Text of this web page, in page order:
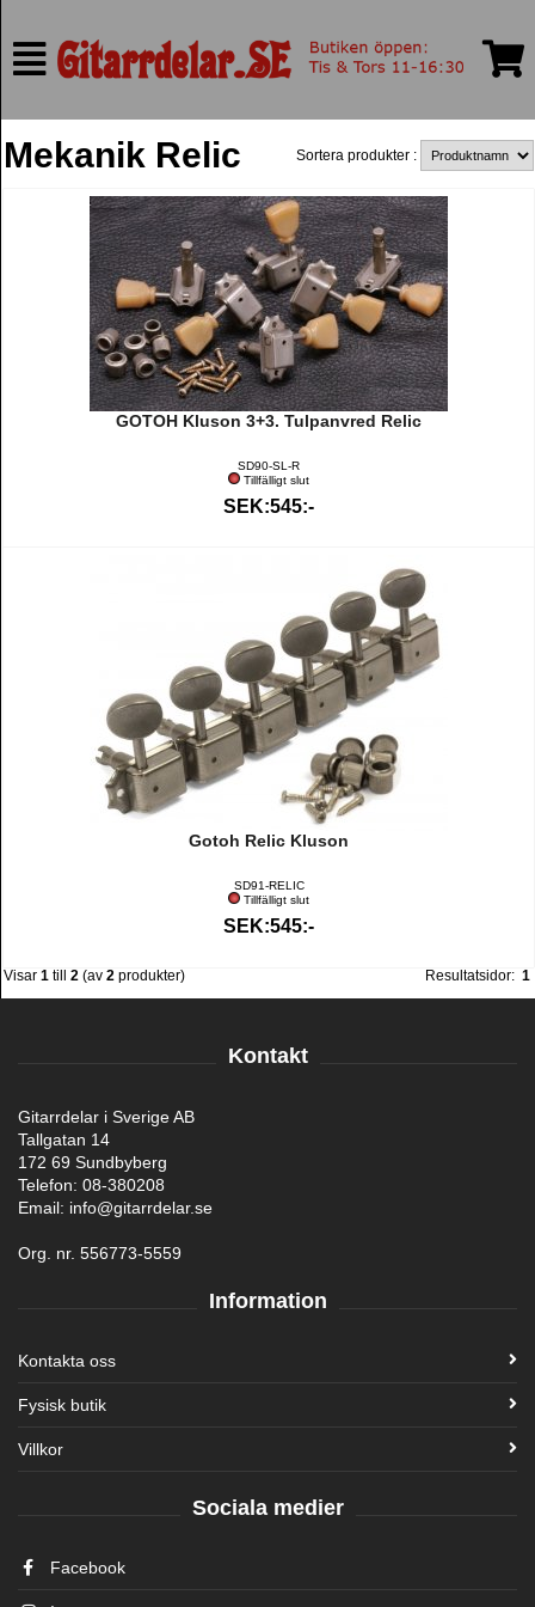
Mekanik Relic Sortera produkter :
GOTOH Kluson 3+3. Tulpanvred Relic
SD90-SL-R
Tillfälligt slut
SEK:545:-
Gotoh Relic Kluson
SD91-RELIC
Tillfälligt slut
SEK:545:-
Visar 1 till 2 (av 2 produkter) Resultatsidor: 1
Kontakt
Gitarrdelar i Sverige AB
Tallgatan 14
172 69 Sundbyberg
Telefon: 08-380208
Email: info@gitarrdelar.se
Org. nr. 556773-5559
Information
Kontakta oss
Fysisk butik
Villkor
Sociala medier
Facebook